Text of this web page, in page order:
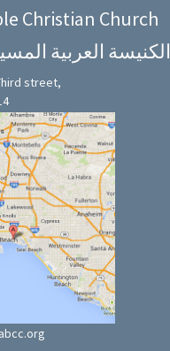
Christian Church
الكنيسة العربية
street,